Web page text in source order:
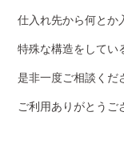
仕入れ先から何とか
特殊な構造をしてい
是非一度ご相談くだ
ご利用ありがとうご